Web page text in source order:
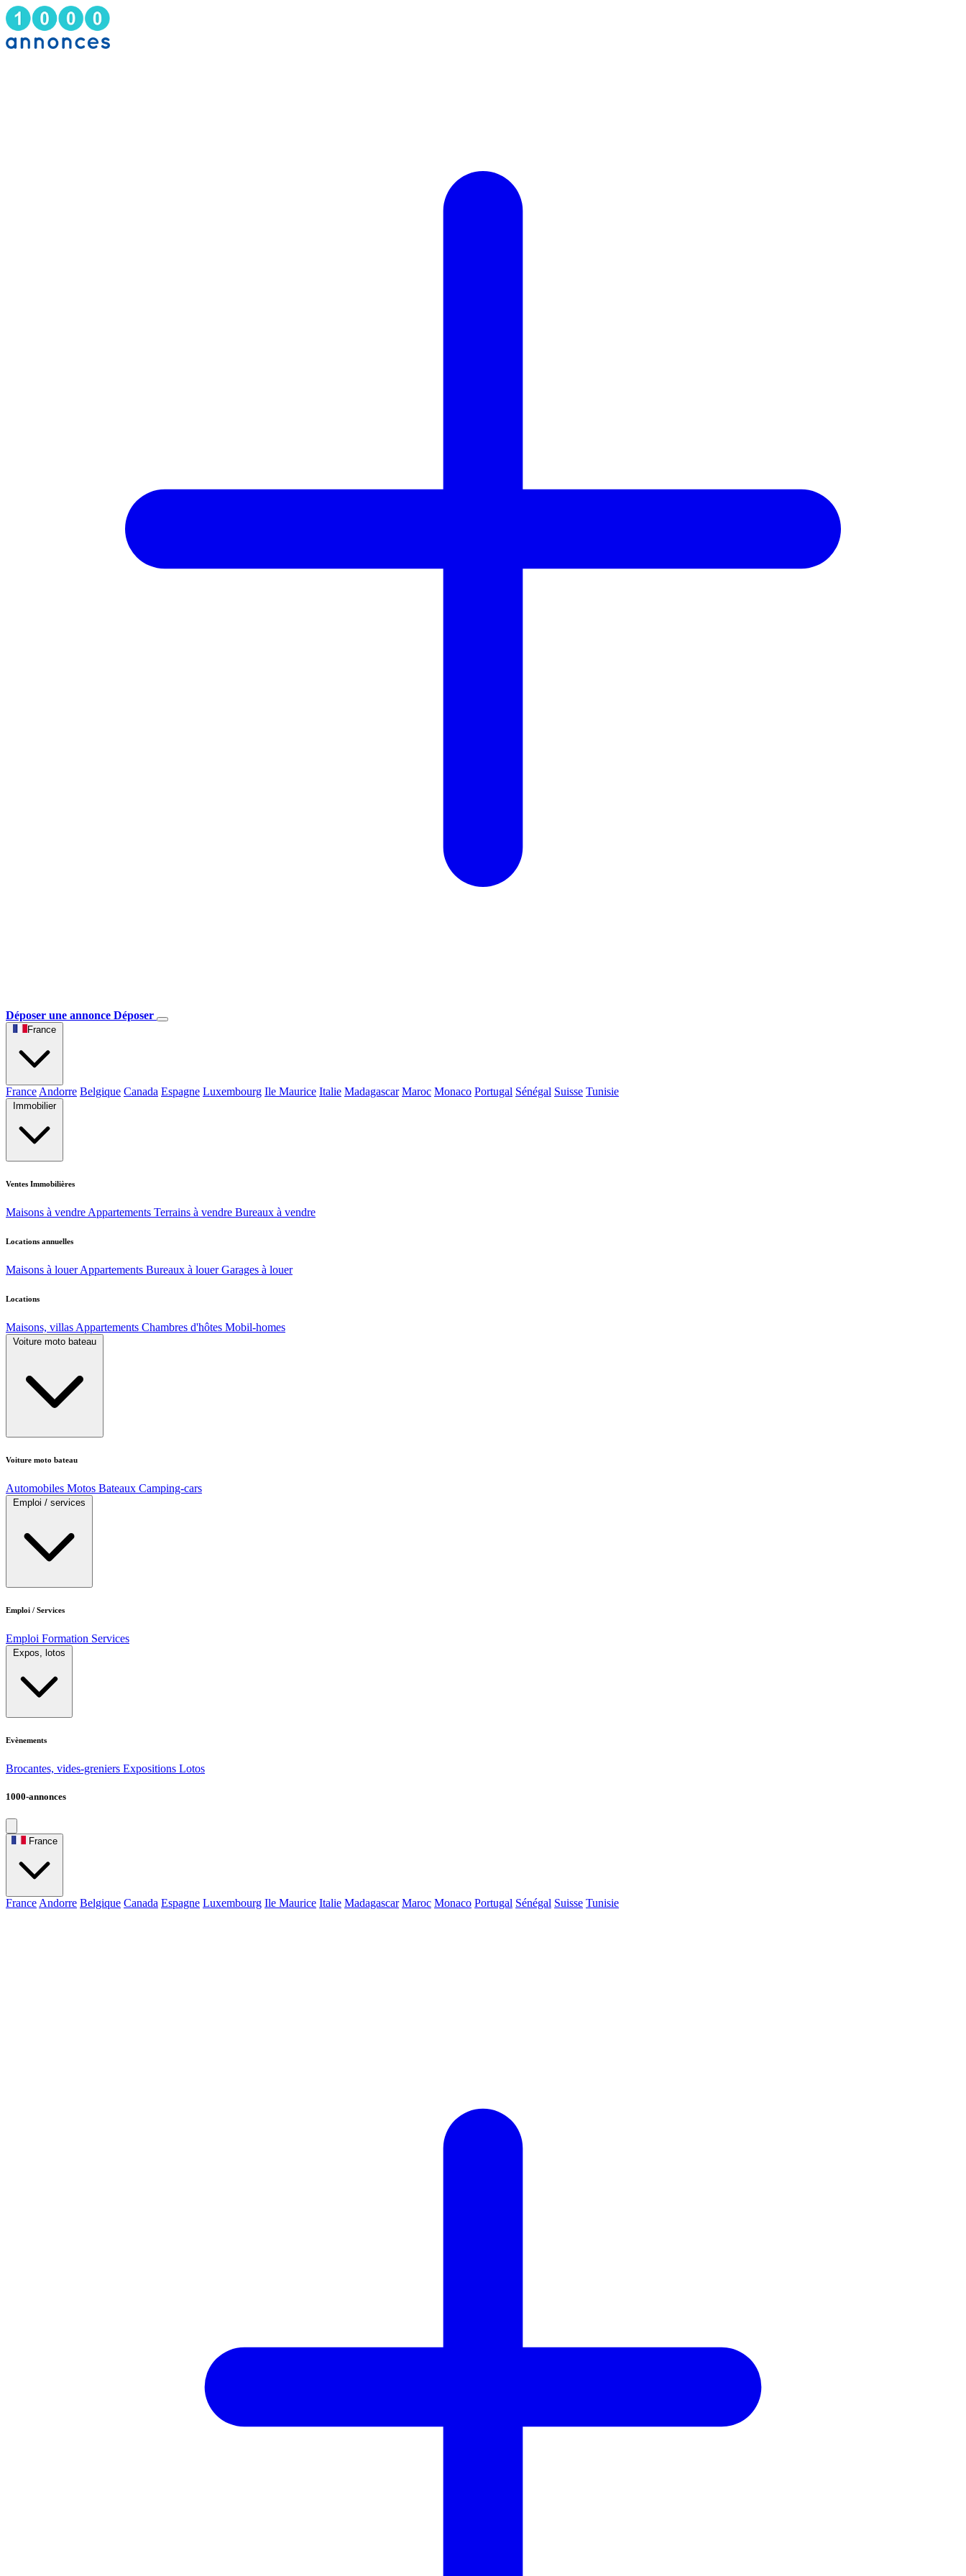
Déposer une annonce Déposer
France
France Andorre Belgique Canada Espagne Luxembourg Ile Maurice Italie Madagascar Maroc Monaco Portugal Sénégal Suisse Tunisie
Immobilier
Ventes Immobilières
Maisons à vendre Appartements Terrains à vendre Bureaux à vendre
Locations annuelles
Maisons à louer Appartements Bureaux à louer Garages à louer
Locations
Maisons, villas Appartements Chambres d'hôtes Mobil-homes
Voiture moto bateau
Voiture moto bateau
Automobiles Motos Bateaux Camping-cars
Emploi / services
Emploi / Services
Emploi Formation Services
Expos, lotos
Evènements
Brocantes, vides-greniers Expositions Lotos
1000-annonces
France
France Andorre Belgique Canada Espagne Luxembourg Ile Maurice Italie Madagascar Maroc Monaco Portugal Sénégal Suisse Tunisie